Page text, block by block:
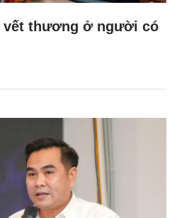
vết thương ở người có